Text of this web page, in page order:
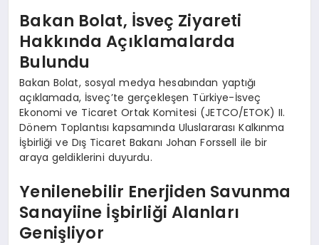
Bakan Bolat, İsveç Ziyareti
Hakkında Açıklamalarda
Bulundu
Bakan Bolat, sosyal medya hesabından yaptığı
açıklamada, İsveç’te gerçekleşen Türkiye-İsveç
Ekonomi ve Ticaret Ortak Komitesi (JETCO/ETOK) II.
Dönem Toplantısı kapsamında Uluslararası Kalkınma
İşbirliği ve Dış Ticaret Bakanı Johan Forssell ile bir
araya geldiklerini duyurdu.
Yenilenebilir Enerjiden Savunma
Sanayiine İşbirliği Alanları
Genişliyor